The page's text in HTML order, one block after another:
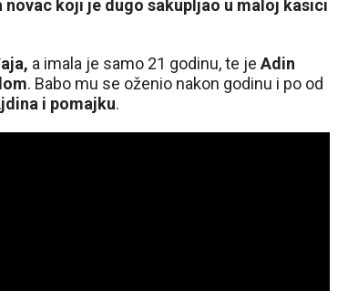
novac koji je dugo sakupljao u maloj kasici
a imala je samo 21 godinu, te je Adin
. Babo mu se oženio nakon godinu i po od
i pomajku.